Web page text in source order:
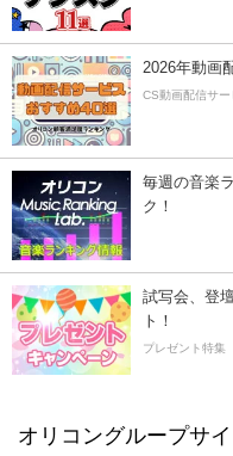
2026年動画
CS動画配信サ
毎週の音楽
ク！
試写会、登
ト！
プレゼント特集
オリコングループサイ